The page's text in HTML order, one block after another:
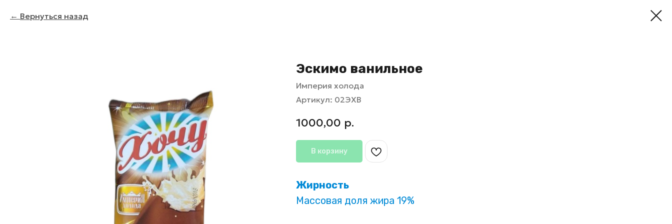
Вернуться назад
Эскимо ванильное
Империя холода
Артикул: 02ЭХВ
1000,00 р.
В корзину
Жирность
Массовая доля жира 19%